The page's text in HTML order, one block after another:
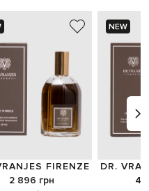
FIRENZE
2 896 грн
NEW
DR.
4